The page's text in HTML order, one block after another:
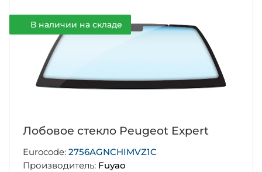
В наличии на складе
Лобовое стекло Peugeot Expert
Eurocode: 2756AGNCHIMVZ1C
Производитель: Fuyao